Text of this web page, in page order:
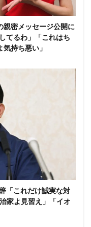
親密メッセージ公開に
てるわ」「これはち
持ち悪い」
「これだけ誠実な対
家よ見習え」「イオ